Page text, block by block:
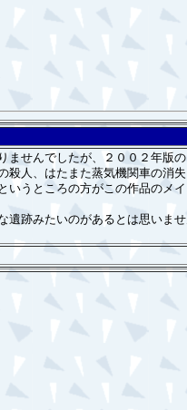
せんでしたが、２００２年版
殺人、はたまた蒸気機関車の消
うところの方がこの作品のメ
跡みたいのがあるとは思いま